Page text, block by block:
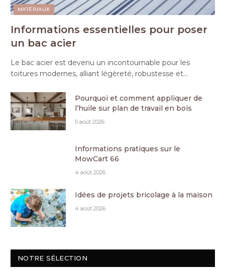
MATÉRIAUX
Informations essentielles pour poser
un bac acier
Le bac acier est devenu un incontournable pour les
toitures modernes, alliant légèreté, robustesse et…
Pourquoi et comment appliquer de
l’huile sur plan de travail en bois
5 août 2026
Informations pratiques sur le
MowCart 66
4 août 2026
Idées de projets bricolage à la maison
4 août 2026
NOTRE SÉLECTION